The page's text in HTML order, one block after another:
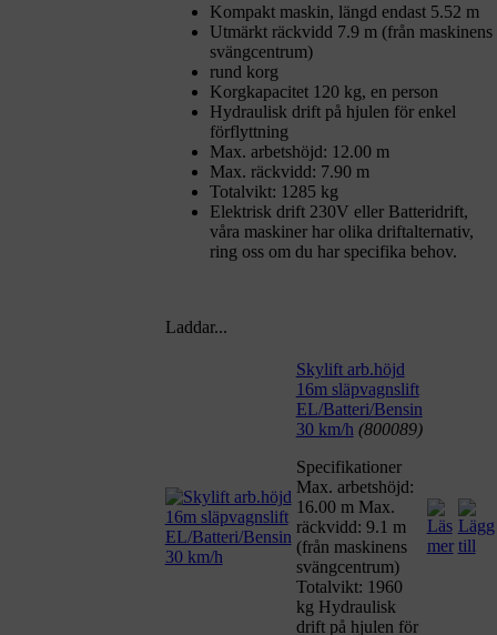
Kompakt maskin, längd endast 5.52 m
Utmärkt räckvidd 7.9 m (från maskinens
svängcentrum)
rund korg
Korgkapacitet 120 kg, en person
Hydraulisk drift på hjulen för enkel
förflyttning
Max. arbetshöjd: 12.00 m
Max. räckvidd: 7.90 m
Totalvikt: 1285 kg
Elektrisk drift 230V eller Batteridrift,
våra maskiner har olika driftalternativ,
ring oss om du har specifika behov.
Laddar...
Skylift arb.höjd
16m släpvagnslift
EL/Batteri/Bensin
30 km/h (800089)
Specifikationer
Max. arbetshöjd:
16.00 m Max.
räckvidd: 9.1 m
(från maskinens
svängcentrum)
Totalvikt: 1960
kg Hydraulisk
drift på hjulen för